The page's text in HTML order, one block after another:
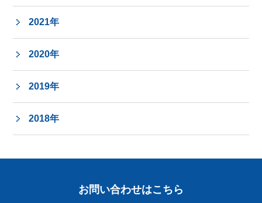
2021年
2020年
2019年
2018年
お問い合わせはこちら